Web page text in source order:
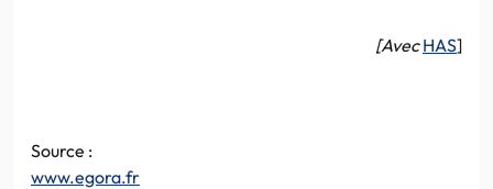
[Avec HAS]
Source :
www.egora.fr